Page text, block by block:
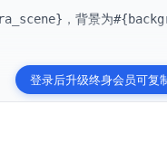
，背景为
登录后升级终身会员可复